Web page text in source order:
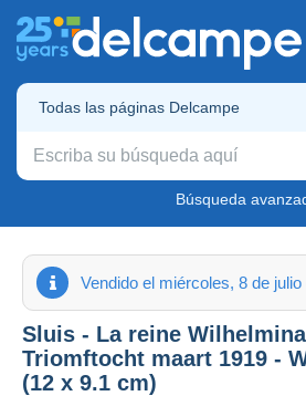
Todas las páginas Delcampe
Búsqueda
Vendido el miércoles, 8 de
Sluis - La reine
Triomftocht maart 1919 -
(12 x 9.1 cm)